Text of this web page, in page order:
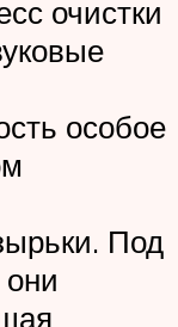
очистки
особое
Под